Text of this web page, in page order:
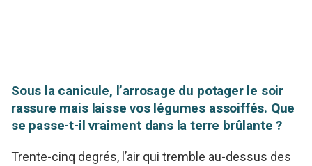
Sous la canicule, l’arrosage du potager le soir
rassure mais laisse vos légumes assoiffés. Que
se passe-t-il vraiment dans la terre brûlante ?
Trente-cinq degrés, l’air qui tremble au-dessus des